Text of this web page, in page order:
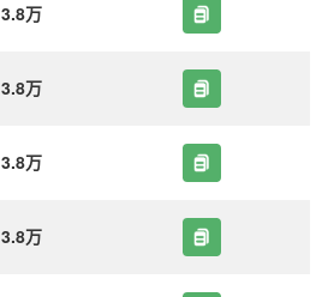
3.8万
3.8万
3.8万
3.8万